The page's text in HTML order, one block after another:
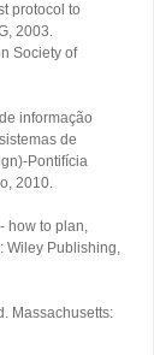
protocol to
2003.
Society of
informação
de
Pontifícia
2010.
how to plan,
Wiley Publishing,
Massachusetts: